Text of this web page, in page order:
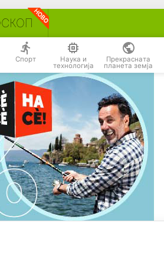
Спорт Наука и
технологија
Прекрасната
планета земја